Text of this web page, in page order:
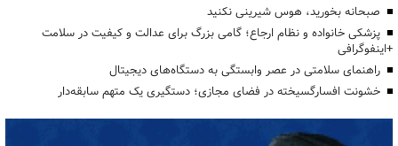
صبحانه بخورید، هوس شیرینی نکنید
پزشکی خانواده و نظام ارجاع؛ گامی بزرگ برای عدالت و کیفیت در سلامت
+اینفوگرافی
راهنمای سلامتی در عصر وابستگی به دستگاه‌های دیجیتال
خشونت افسارگسیخته در فضای مجازی؛ دستگیری یک متهم سابقه‌دار